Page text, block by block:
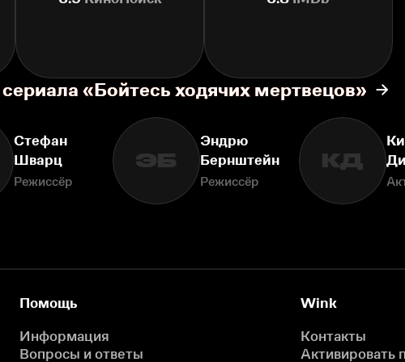
«Бойтесь ходячих мертвецов»
Стефан
Шварц
Режиссёр
ЭБ
Эндрю
Бернштейн
Режиссёр
КД
Помощь
Информация
Вопросы и ответы
Wink
Контакты
Активировать